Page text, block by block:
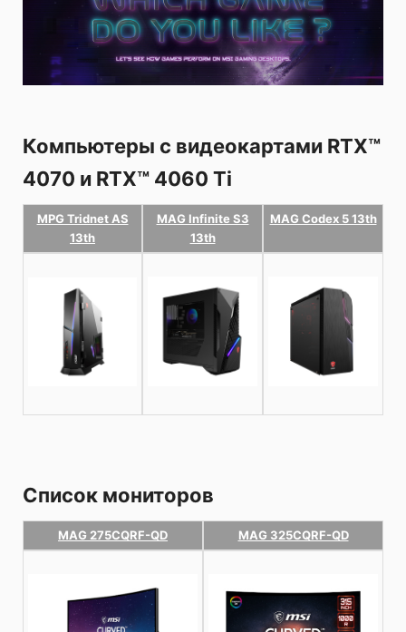
Компьютеры с видеокартами RTX™
4070 и RTX™ 4060 Ti
MPG Tridnet AS
13th
MAG Infinite S3
13th
MAG Codex 5 13th
Список мониторов
MAG 275CQRF-QD MAG 325CQRF-QD